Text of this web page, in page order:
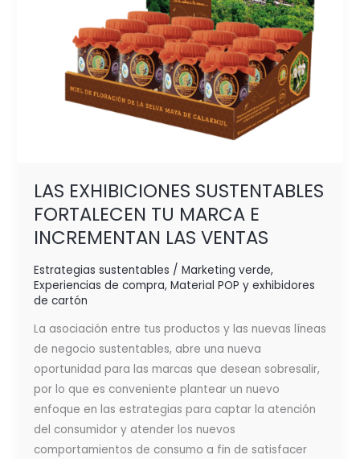
LAS EXHIBICIONES SUSTENTABLES
FORTALECEN TU MARCA E
INCREMENTAN LAS VENTAS
Estrategias sustentables / Marketing verde,
Experiencias de compra, Material POP y exhibidores
de cartón
La asociación entre tus productos y las nuevas líneas
de negocio sustentables, abre una nueva
oportunidad para las marcas que desean sobresalir,
por lo que es conveniente plantear un nuevo
enfoque en las estrategias para captar la atención
del consumidor y atender los nuevos
comportamientos de consumo a fin de satisfacer